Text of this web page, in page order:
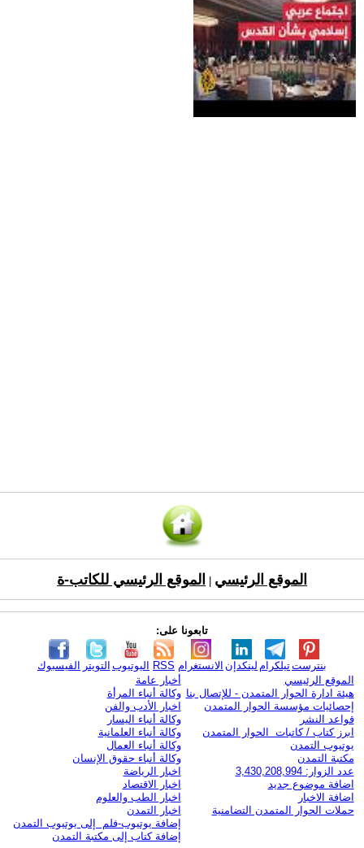
الموقع الرئيسي الموقع الرئيسي للكاتب-ة
تابعونا على:
الفيسبوك التويتر اليوتيوب RSS الانستغرام لينكدإن تيلكرامبنترست
الموقع الرئيسي
هيئة ادارة الحوار المتمدن - للإتصال بنا
إحصائيات مؤسسة الحوار المتمدن
قواعد النشر
ابرز كتاب / كاتبات الحوار المتمدن
يوتيوب التمدن
مكتبة التمدن
عدد الزوار: 3,430,208,994
اضافة موضوع جديد
اضافة الاخبار
حملات الحوار المتمدن التضامنية
أخبار عامة
وكالة أنباء المرأة
اخبار الأدب والفن
وكالة أنباء اليسار
وكالة أنباء العلمانية
وكالة أنباء العمال
وكالة أنباء حقوق الإنسان
اخبار الرياضة
اخبار الاقتصاد
اخبار الطب والعلوم
اخبار التمدن
إضافة يوتيوب-فلم إلى يوتيوب التمدن
إضافة كتاب إلى مكتبة التمدن